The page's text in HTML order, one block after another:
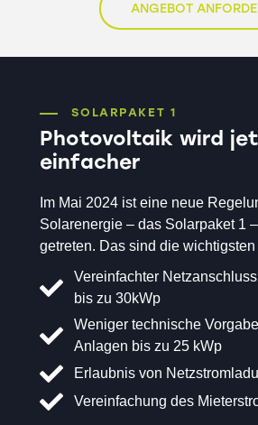
ANGEBOT
SOLARPAKET 1
Photovoltaik wird
einfacher
Im Mai 2024 ist eine neue
Solarenergie – das Solarpaket 1
getreten. Das sind die
Vereinfachter
bis zu 30kWp
Weniger technische
Anlagen bis zu 25 kWp
Erlaubnis von
Vereinfachung des